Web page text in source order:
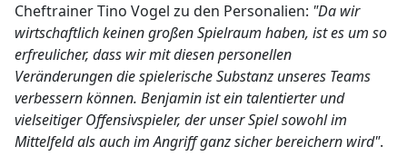
Cheftrainer Tino Vogel zu den Personalien: "Da wir
wirtschaftlich keinen großen Spielraum haben, ist es um so
erfreulicher, dass wir mit diesen personellen
Veränderungen die spielerische Substanz unseres Teams
verbessern können. Benjamin ist ein talentierter und
vielseitiger Offensivspieler, der unser Spiel sowohl im
Mittelfeld als auch im Angriff ganz sicher bereichern wird".